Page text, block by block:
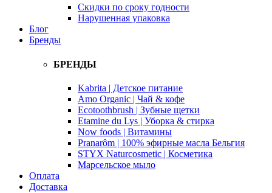
Скидки по сроку годности
Нарушенная упаковка
Блог
Бренды
БРЕНДЫ
Kabrita | Детское питание
Amo Organic | Чай & кофе
Ecotoothbrush | Зубные щетки
Etamine du Lys | Уборка & стирка
Now foods | Витамины
Pranarôm | 100% эфирные масла Бельгия
STYX Naturcosmetic | Косметика
Марсельское мыло
Оплата
Доставка